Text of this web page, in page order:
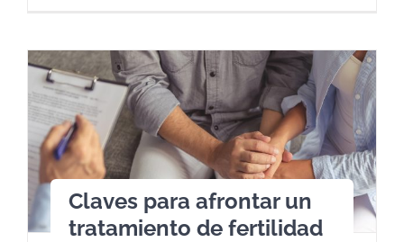
Claves para afrontar un
tratamiento de fertilidad